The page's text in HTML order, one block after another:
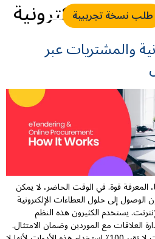
طلب نسخة تجريبيةالإلكترونية
والمشتريات عبر
المعرفة قوة. في الوقت الحاضر، لا يمكن
الوصول إلى حلول العطاءات الإلكترونية
يستخدم الكثيرون هذه النظم
العلاقات مع الموردين وضمان الامتثال.